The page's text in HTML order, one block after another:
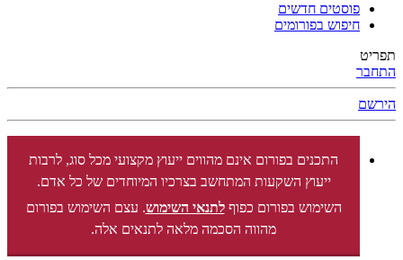
פוסטים חדשים
חיפוש בפורומים
תפריט
התחבר
הירשם
התכנים בפורום אינם מהווים ייעוץ מקצועי מכל סוג, לרבות
ייעוץ השקעות המתחשב בצרכיו המיוחדים של כל אדם.
השימוש בפורום כפוףלתנאי השימוש. עצם השימוש בפורום
מהווה הסכמה מלאה לתנאים אלה.